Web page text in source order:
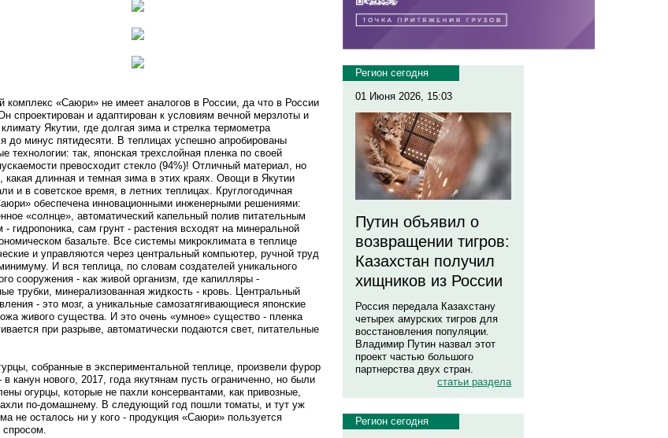
комплекс «Саюри» не имеет аналогов в России, да что в России
спроектирован и адаптирован к условиям вечной мерзлоты и
Якутии, где долгая зима и стрелка термометра
до минус пятидесяти. В теплицах успешно апробированы
технологии: так, японская трехслойная пленка по своей
превосходит стекло (94%)! Отличный материал, но
какая длинная и темная зима в этих краях. Овощи в Якутии
и в советское время, в летних теплицах. Круглогодичная
обеспечена инновационными инженерными решениями:
«солнце», автоматический капельный полив питательным
- гидропоника, сам грунт - растения всходят на минеральной
базальте. Все системы микроклимата в теплице
и управляются через центральный компьютер, ручной труд
И вся теплица, по словам создателей уникального
сооружения - как живой организм, где капилляры -
трубки, минерализованная жидкость - кровь. Центральный
- это мозг, а уникальные самозатягивающиеся японские
живого существа. И это очень «умное» существо - пленка
при разрыве, автоматически подаются свет, питательные
собранные в экспериментальной теплице, произвели фурор
в канун нового, 2017, года якутянам пусть ограниченно, но были
огурцы, которые не пахли консервантами, как привозные,
по-домашнему. В следующий год пошли томаты, и тут уж
не осталось ни у кого - продукция «Саюри» пользуется
Регион сегодня
01 Июня 2026, 15:03
Путин объявил о
возвращении тигров:
Казахстан получил
хищников из России
Россия передала Казахстану
четырех амурских тигров для
восстановления популяции.
Владимир Путин назвал этот
проект частью большого
партнерства двух стран.
статьи раздела
Регион сегодня